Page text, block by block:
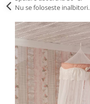
Nu se foloseste inalbitori.